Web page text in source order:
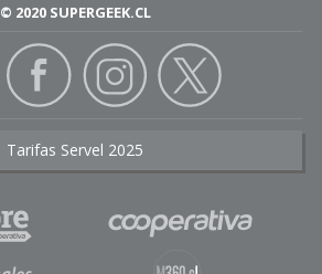
© 2020 SUPERGEEK.CL
Tarifas Servel 2025